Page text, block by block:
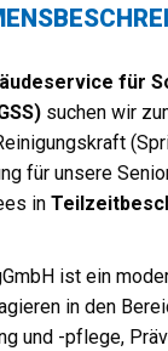
für
suchen wir
für unsere
in
ist ein
in den
und -pflege,